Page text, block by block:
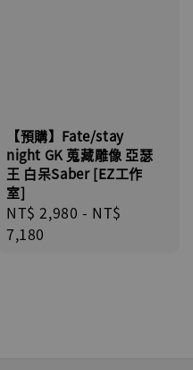
【預購】Fate/stay
night GK 蒐藏雕像 亞瑟
王 白呆Saber [EZ工作
室]
Regular
price
NT$ 2,980 - NT$
7,180